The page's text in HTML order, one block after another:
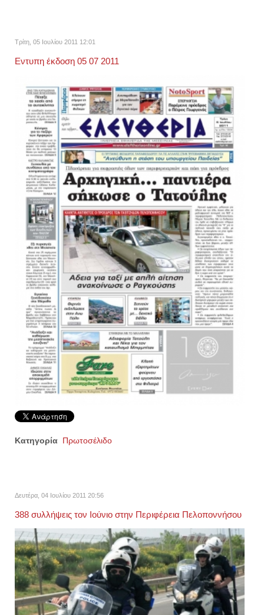
Τρίτη, 05 Ιουλίου 2011 12:01
Εντυπη έκδοση 05 07 2011
Κατηγορία Πρωτοσέλιδο
Δευτέρα, 04 Ιουλίου 2011 20:56
388 συλλήψεις τον Ιούνιο στην Περιφέρεια Πελοποννήσου